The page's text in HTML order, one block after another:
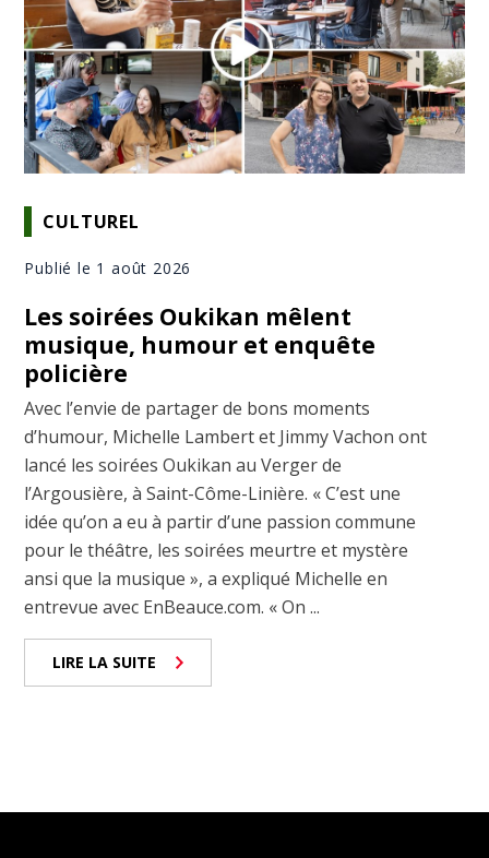
CULTUREL
Publié le 1 août 2026
Les soirées Oukikan mêlent
musique, humour et enquête
policière
Avec l’envie de partager de bons moments
d’humour, Michelle Lambert et Jimmy Vachon ont
lancé les soirées Oukikan au Verger de
l’Argousière, à Saint-Côme-Linière. « C’est une
idée qu’on a eu à partir d’une passion commune
pour le théâtre, les soirées meurtre et mystère
ansi que la musique », a expliqué Michelle en
entrevue avec EnBeauce.com. « On ...
LIRE LA SUITE